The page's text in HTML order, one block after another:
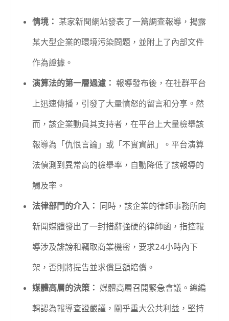
情境： 某家新聞網站發表了一篇調查報導，揭露
某大型企業的環境污染問題，並附上了內部文件
作為證據。
演算法的第一層過濾： 報導發布後，在社群平台
上迅速傳播，引發了大量憤怒的留言和分享。然
而，該企業動員其支持者，在平台上大量檢舉該
報導為「仇恨言論」或「不實資訊」。平台演算
法偵測到異常高的檢舉率，自動降低了該報導的
觸及率。
法律部門的介入： 同時，該企業的律師事務所向
新聞媒體發出了一封措辭強硬的律師函，指控報
導涉及誹謗和竊取商業機密，要求24小時內下
架，否則將提告並求償巨額賠償。
媒體高層的決策： 媒體高層召開緊急會議。總編
輯認為報導查證嚴謹，關乎重大公共利益，堅持